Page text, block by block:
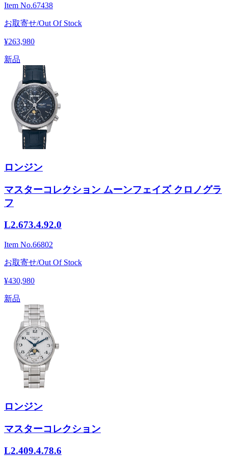
Item No.67438
お取寄せ/Out Of Stock
¥263,980
新品
ロンジン
マスターコレクション ムーンフェイズ クロノグラ
フ
L2.673.4.92.0
Item No.66802
お取寄せ/Out Of Stock
¥430,980
新品
ロンジン
マスターコレクション
L2.409.4.78.6